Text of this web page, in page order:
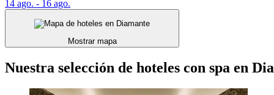
14 ago. - 16 ago.
Mostrar mapa
Nuestra selección de hoteles con spa en